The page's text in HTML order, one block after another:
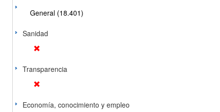
General (18.401)
Sanidad
Transparencia
Economía, conocimiento y empleo